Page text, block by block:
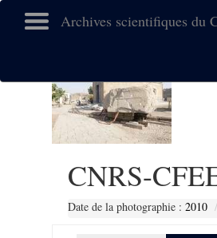
Archives scientifiques du
CNRS-
Date de la photographie : 2010